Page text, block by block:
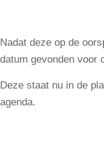
Nadat deze op de
datum gevonden voor
Deze staat nu in de
agenda.